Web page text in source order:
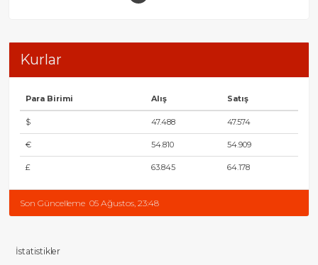
Kurlar
Para Birimi Alış Satış
$ 47.488 47.574
€ 54.810 54.909
£ 63.845 64.178
Son Güncelleme 05 Ağustos, 23:48
İstatistikler